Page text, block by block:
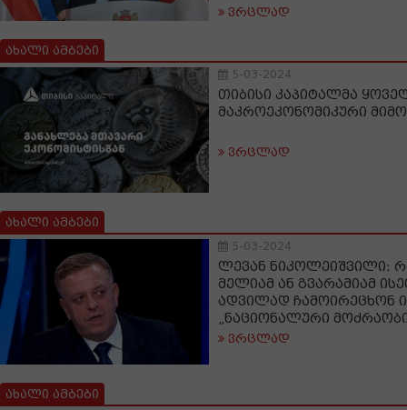
ვრცლად
ახალი ამბები
5-03-2024
თიბისი კაპიტალმა
მაკროეკონომიკური
ვრცლად
ახალი ამბები
5-03-2024
ლევან ნიკოლეიშვილი:
მელიამ ან გვარამიამ
ადვილად ჩამოირეცხონ
„ნაციონალური
ვრცლად
ახალი ამბები